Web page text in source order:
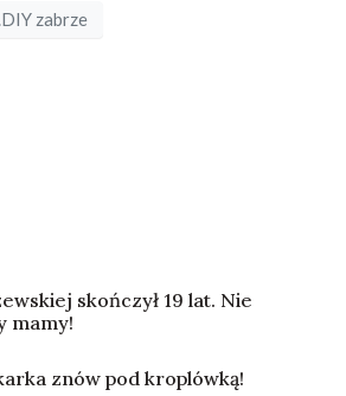
zabrze
skończył 19 lat. Nie
mamy!
znów pod kroplówką!